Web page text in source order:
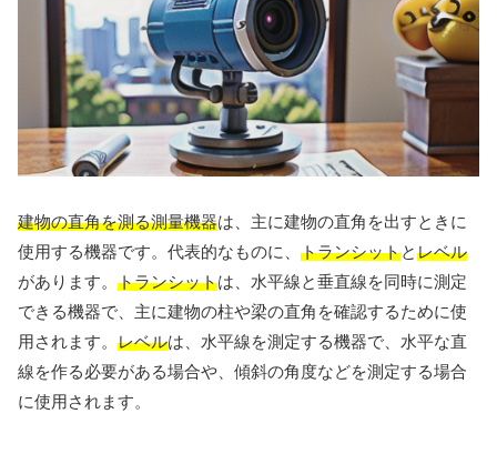
建物の直角を測る測量機器は、主に建物の直角を出すときに
使用する機器です。代表的なものに、 トランシットとレベル
があります。 トランシットは、水平線と垂直線を同時に測定
できる機器で、主に建物の柱や梁の直角を確認するために使
用されます。 レベルは、水平線を測定する機器で、水平な直
線を作る必要がある場合や、傾斜の角度などを測定する場合
に使用されます。